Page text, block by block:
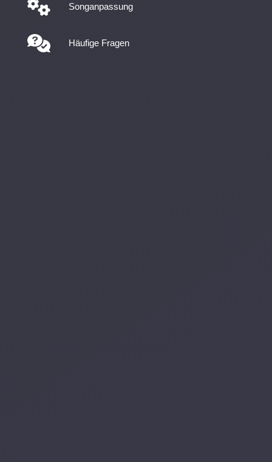
Songanpassung
Häufige Fragen